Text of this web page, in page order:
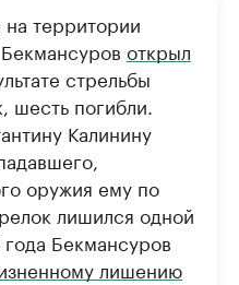
территории
открыл
стрельбы
шесть погибли.
Калинину
оружия ему по
лишился одной
Бекмансуров
лишению